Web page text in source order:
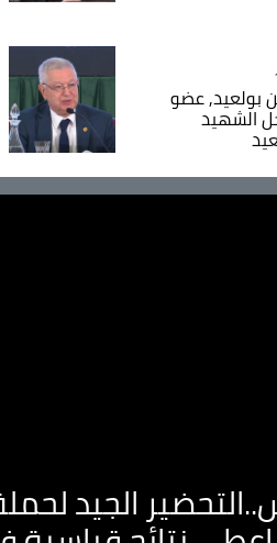
بولعيد, عضو
الشهيد
الجيد